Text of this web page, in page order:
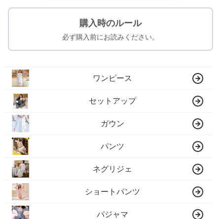
購入時のルール
必ず購入前にお読みください。
ワンピース
セットアップ
ガウン
パンツ
ネグリジェ
ショートパンツ
パジャマ